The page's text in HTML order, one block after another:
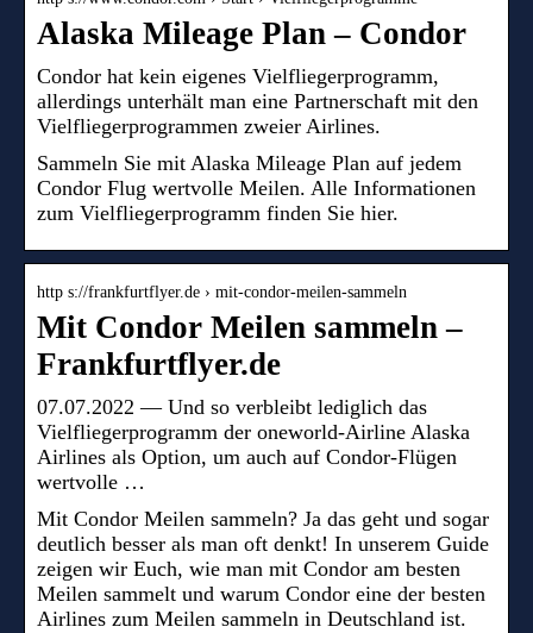
Alaska Mileage Plan – Condor
Condor hat kein eigenes Vielfliegerprogramm,
allerdings unterhält man eine Partnerschaft mit den
Vielfliegerprogrammen zweier Airlines.
Sammeln Sie mit Alaska Mileage Plan auf jedem
Condor Flug wertvolle Meilen. Alle Informationen
zum Vielfliegerprogramm finden Sie hier.
http s://frankfurtflyer.de › mit-condor-meilen-sammeln
Mit Condor Meilen sammeln –
Frankfurtflyer.de
07.07.2022 — Und so verbleibt lediglich das
Vielfliegerprogramm der oneworld-Airline Alaska
Airlines als Option, um auch auf Condor-Flügen
wertvolle …
Mit Condor Meilen sammeln? Ja das geht und sogar
deutlich besser als man oft denkt! In unserem Guide
zeigen wir Euch, wie man mit Condor am besten
Meilen sammelt und warum Condor eine der besten
Airlines zum Meilen sammeln in Deutschland ist.